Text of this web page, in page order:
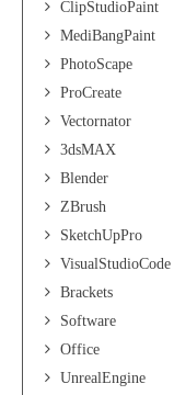
ClipStudioPaint
MediBangPaint
PhotoScape
ProCreate
Vectornator
3dsMAX
Blender
ZBrush
SketchUpPro
VisualStudioCode
Brackets
Software
Office
UnrealEngine